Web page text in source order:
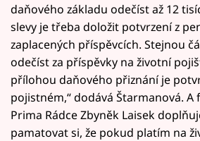
daňového základu odečíst až 12
slevy je třeba doložit potvrzení z
zaplacených příspěvcích. Stejnou
odečíst za příspěvky na životní
přílohou daňového přiznání je
pojistném,“ dodává Štarmanová.
Prima Rádce Zbyněk Laisek
pamatovat si, že pokud platím na